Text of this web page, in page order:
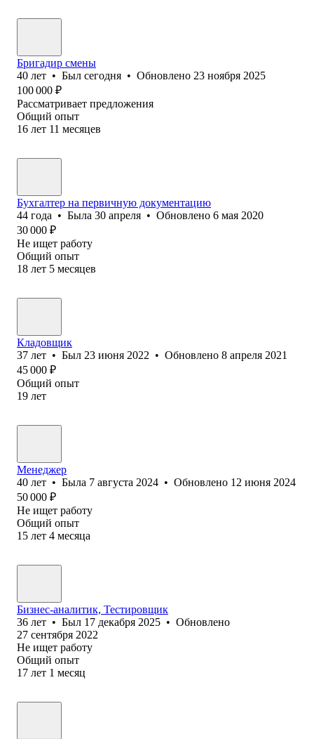
Бригадир смены
40 лет • Был сегодня • Обновлено 23 ноября 2025
100 000 ₽
Рассматривает предложения
Общий опыт
16 лет 11 месяцев
Бухгалтер на первичную документацию
44 года • Была 30 апреля • Обновлено 6 мая 2020
30 000 ₽
Не ищет работу
Общий опыт
18 лет 5 месяцев
Кладовщик
37 лет • Был 23 июня 2022 • Обновлено 8 апреля 2021
45 000 ₽
Общий опыт
19 лет
Менеджер
40 лет • Была 7 августа 2024 • Обновлено 12 июня 2024
50 000 ₽
Не ищет работу
Общий опыт
15 лет 4 месяца
Бизнес-аналитик, Тестировщик
36 лет • Был 17 декабря 2025 • Обновлено
27 сентября 2022
Не ищет работу
Общий опыт
17 лет 1 месяц